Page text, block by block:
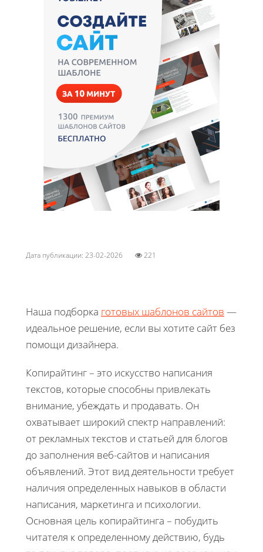
Дата публикации: 23-02-2026 221
Наша подборка готовых шаблонов сайтов —
идеальное решение, если вы хотите сайт без
помощи дизайнера.
Копирайтинг – это искусство написания
текстов, которые способны привлекать
внимание, убеждать и продавать. Он
охватывает широкий спектр направлений:
от рекламных текстов и статьей для блогов
до заполнения веб-сайтов и написания
объявлений. Этот вид деятельности требует
наличия определенных навыков в области
написания, маркетинга и психологии.
Основная цель копирайтинга – побудить
читателя к определенному действию, будь